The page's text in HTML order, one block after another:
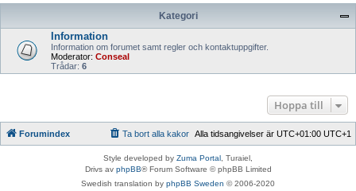
Kategori
Information
Information om forumet samt regler och kontaktuppgifter.
Moderator: Conseal
Trådar: 6
Hoppa till
Forumindex Alla tidsangivelser är UTC+01:00 UTC+1
Ta bort alla kakor
Style developed by Zuma Portal , Turaiel,
Drivs av phpBB® Forum Software © phpBB Limited
Swedish translation by phpBB Sweden © 2006-2020